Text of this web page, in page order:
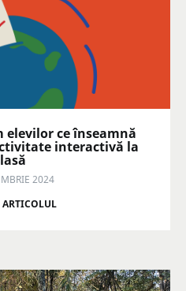
elevilor ce înseamnă
interactivă la
2024
ARTICOLUL